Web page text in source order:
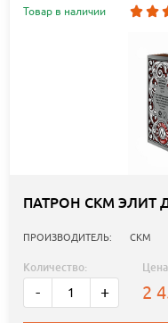
Товар в наличии
ПАТРОН СКМ ЭЛИТ
ПРОИЗВОДИТЕЛЬ: СКМ
Количество:
- + 2